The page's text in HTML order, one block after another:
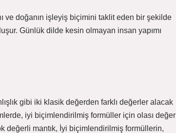
ve doğanın işleyiş biçimini taklit eden bir şekilde
Günlük dilde kesin olmayan insan yapımı
gibi iki klasik değerden farklı değerler alacak
iyi biçimlendirilmiş formüller için olası değer
değerli mantık, İyi biçimlendirilmiş formüllerin,